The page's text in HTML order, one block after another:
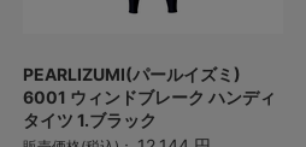
PEARLIZUMI(パールイズミ)
6001 ウィンドブレーク ハンディ
タイツ 1.ブラック